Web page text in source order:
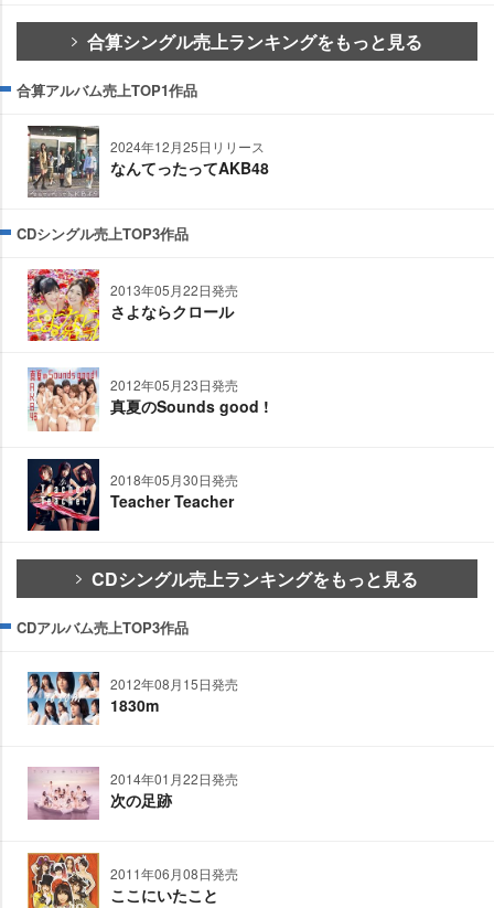
合算シングル売上ランキングをもっと見る
合算アルバム売上TOP1作品
2024年12月25日リリース
なんてったってAKB48
CDシングル売上TOP3作品
2013年05月22日発売
さよならクロール
2012年05月23日発売
真夏のSounds good !
2018年05月30日発売
Teacher Teacher
CDシングル売上ランキングをもっと見る
CDアルバム売上TOP3作品
2012年08月15日発売
1830m
2014年01月22日発売
次の足跡
2011年06月08日発売
ここにいたこと